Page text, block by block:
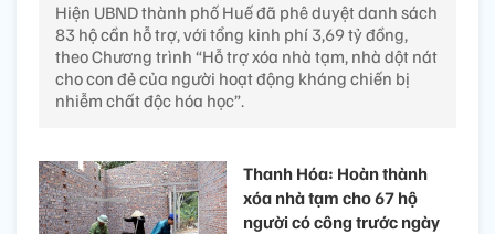
Hiện UBND thành phố Huế đã phê duyệt danh sách
83 hộ cần hỗ trợ, với tổng kinh phí 3,69 tỷ đồng,
theo Chương trình “Hỗ trợ xóa nhà tạm, nhà dột nát
cho con đẻ của người hoạt động kháng chiến bị
nhiễm chất độc hóa học”.
Thanh Hóa: Hoàn thành
xóa nhà tạm cho 67 hộ
người có công trước ngày